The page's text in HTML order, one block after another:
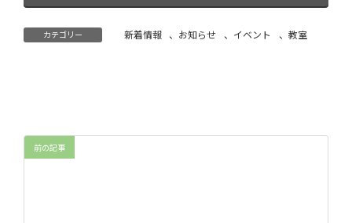
カテゴリー 新着情報 、 お知らせ 、 イベント 、 教室
前の記事